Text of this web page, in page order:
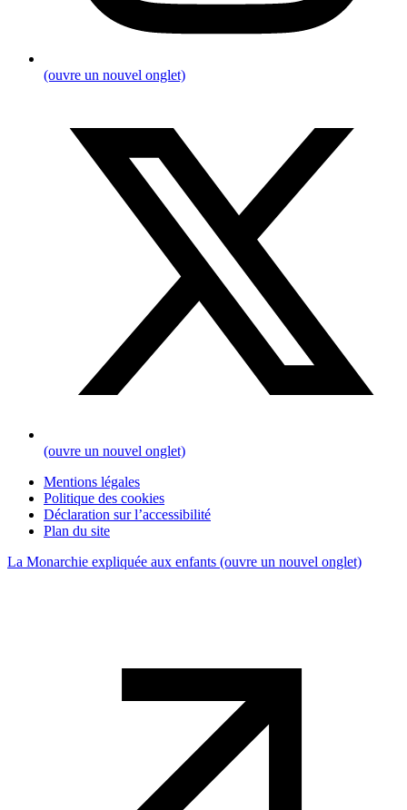
(ouvre un nouvel onglet)
(ouvre un nouvel onglet)
Mentions légales
Politique des cookies
Déclaration sur l’accessibilité
Plan du site
La Monarchie expliquée aux enfants (ouvre un nouvel onglet)